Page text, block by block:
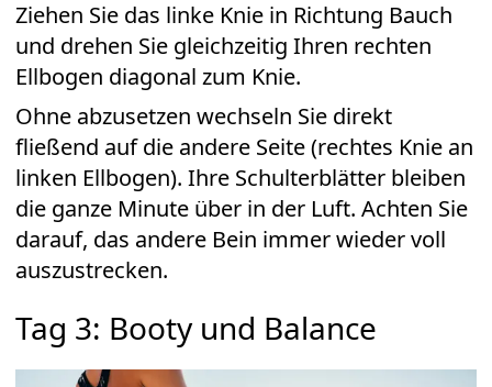
Ziehen Sie das linke Knie in Richtung Bauch
und drehen Sie gleichzeitig Ihren rechten
Ellbogen diagonal zum Knie.
Ohne abzusetzen wechseln Sie direkt
fließend auf die andere Seite (rechtes Knie an
linken Ellbogen). Ihre Schulterblätter bleiben
die ganze Minute über in der Luft. Achten Sie
darauf, das andere Bein immer wieder voll
auszustrecken.
Tag 3: Booty und Balance